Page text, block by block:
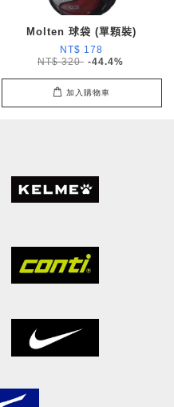
Molten 球袋 (單顆裝)
NT$ 178
NT$ 320 -44.4%
加入購物車